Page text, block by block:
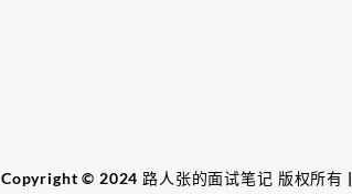
Copyright © 2024 路人张的面试笔记 版权所有 |